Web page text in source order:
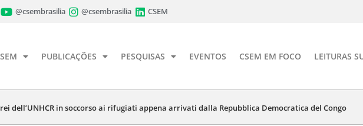
@csembrasilia @csembrasilia CSEM
PUBLICAÇÕES PESQUISAS EVENTOS CSEM EM FOCO LEITURAS
dell’UNHCR in soccorso ai rifugiati appena arrivati dalla Repubblica Democratica del Congo